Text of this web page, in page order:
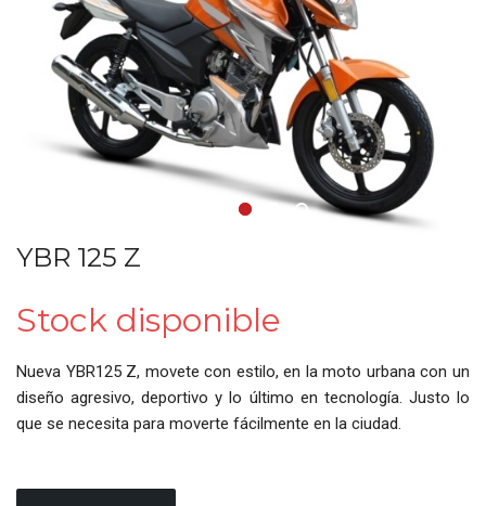
•••
YBR 125 Z
Stock disponible
Nueva YBR125 Z, movete con estilo, en la moto urbana con un
diseño agresivo, deportivo y lo último en tecnología. Justo lo
que se necesita para moverte fácilmente en la ciudad.